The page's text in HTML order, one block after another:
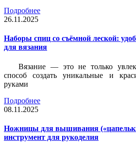
Подробнее
26.11.2025
Наборы спиц со съёмной леской:
для вязания
Вязание — это не только
способ создать уникальные и
руками
Подробнее
08.11.2025
Ножницы для вышивания
инструмент для рукоделия